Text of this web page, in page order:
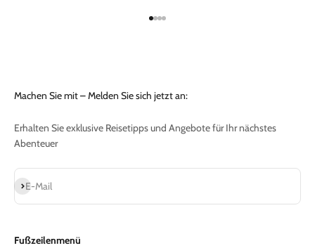
Machen Sie mit – Melden Sie sich jetzt an:
Erhalten Sie exklusive Reisetipps und Angebote für Ihr nächstes
Abenteuer
E-Mail
Abonnieren
Fußzeilenmenü